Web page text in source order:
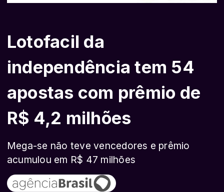
Lotofacil da
independência tem 54
apostas com prêmio de
R$ 4,2 milhões
Mega-se não teve vencedores e prêmio
acumulou em R$ 47 milhões